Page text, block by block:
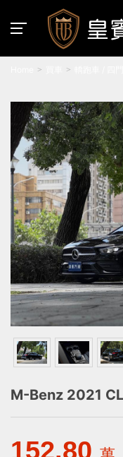
M-Benz 2021
152.80